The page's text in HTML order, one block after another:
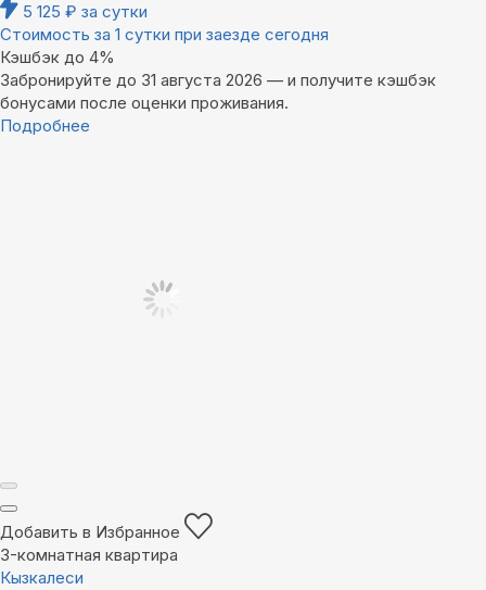
5 125 ₽ за сутки
Стоимость за 1 сутки при заезде сегодня
Кэшбэк до 4%
Забронируйте до 31 августа 2026 — и получите кэшбэк
бонусами после оценки проживания.
Подробнее
Добавить в Избранное
3-комнатная квартира
Кызкалеси